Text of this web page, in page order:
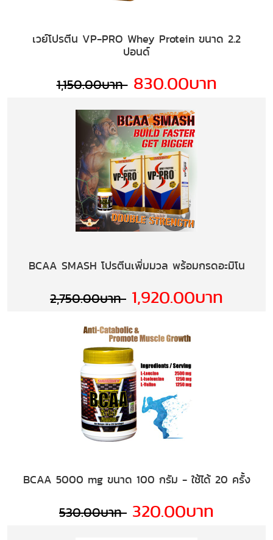
เวย์โปรตีน VP-PRO Whey Protein ขนาด 2.2
ปอนด์
1,150.00บาท 830.00บาท
BCAA SMASH โปรตีนเพิ่มมวล พร้อมกรดอะมิโน
2,750.00บาท 1,920.00บาท
BCAA 5000 mg ขนาด 100 กรัม - ใช้ได้ 20 ครั้ง
530.00บาท 320.00บาท